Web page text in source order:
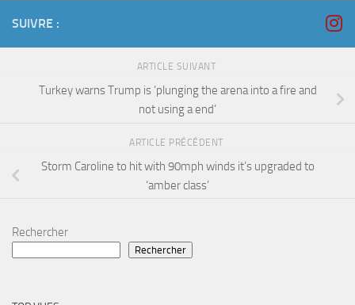
SUIVRE :
ARTICLE SUIVANT
Turkey warns Trump is ‘plunging the arena into a fire and
not using a end’
ARTICLE PRÉCÉDENT
Storm Caroline to hit with 90mph winds it’s upgraded to
‘amber class’
Rechercher
Rechercher